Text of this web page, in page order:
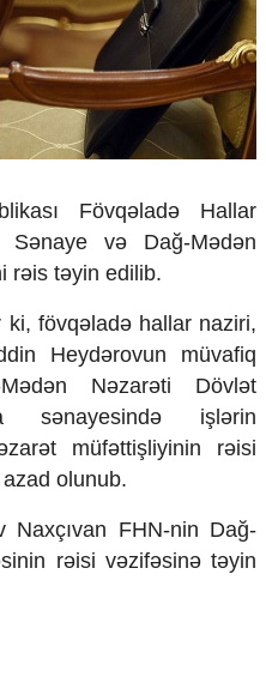
Fövqəladə Hallar
və Dağ-Mədən
rəis təyin edilib.
ki, fövqəladə hallar naziri,
Heydərovun müvafiq
Nəzarəti Dövlət
sənayesində işlərin
müfəttişliyinin rəisi
olunub.
FHN-nin Dağ-
rəisi vəzifəsinə təyin